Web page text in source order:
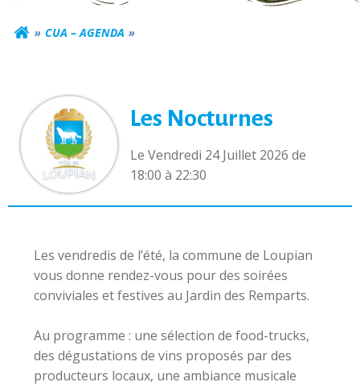
CUA – AGENDA
Les Nocturnes
Le Vendredi 24 Juillet 2026 de
18:00 à 22:30
Les vendredis de l’été, la commune de Loupian
vous donne rendez-vous pour des soirées
conviviales et festives au Jardin des Remparts.
Au programme : une sélection de food-trucks,
des dégustations de vins proposés par des
producteurs locaux, une ambiance musicale